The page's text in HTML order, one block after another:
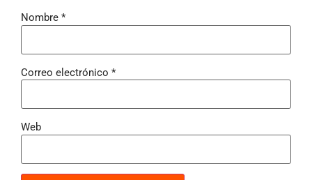
Nombre *
Correo electrónico *
Web